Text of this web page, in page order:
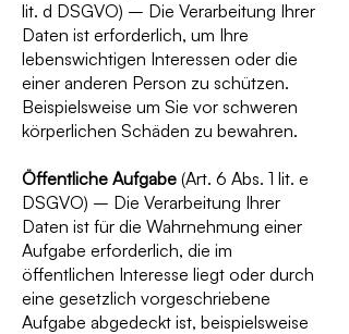
lit. d DSGVO) – Die Verarbeitung Ihrer
Daten ist erforderlich, um Ihre
lebenswichtigen Interessen oder die
einer anderen Person zu schützen.
Beispielsweise um Sie vor schweren
körperlichen Schäden zu bewahren.
Öffentliche Aufgabe (Art. 6 Abs. 1 lit. e
DSGVO) – Die Verarbeitung Ihrer
Daten ist für die Wahrnehmung einer
Aufgabe erforderlich, die im
öffentlichen Interesse liegt oder durch
eine gesetzlich vorgeschriebene
Aufgabe abgedeckt ist, beispielsweise